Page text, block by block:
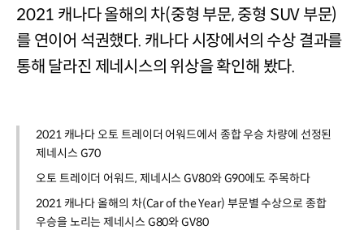
2021 캐나다 올해의 차(중형 부문, 중형 SUV 부문)
를 연이어 석권했다. 캐나다 시장에서의 수상 결과를
통해 달라진 제네시스의 위상을 확인해 봤다.
2021 캐나다 오토 트레이더 어워드에서 종합 우승 차량에 선정된
제네시스 G70
오토 트레이더 어워드, 제네시스 GV80와 G90에도 주목하다
2021 캐나다 올해의 차(Car of the Year) 부문별 수상으로 종합
우승을 노리는 제네시스 G80와 GV80